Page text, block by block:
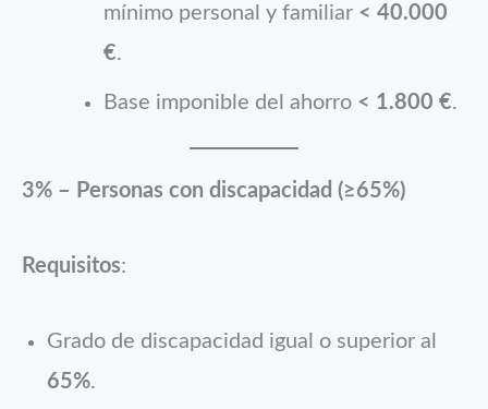
mínimo personal y familiar < 40.000
€.
Base imponible del ahorro < 1.800 €.
3% – Personas con discapacidad (≥65%)
Requisitos:
Grado de discapacidad igual o superior al
65%.